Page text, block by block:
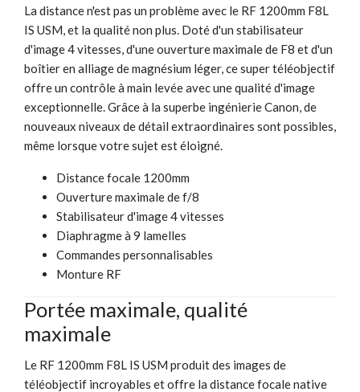
La distance n'est pas un problème avec le RF 1200mm F8L
IS USM, et la qualité non plus. Doté d'un stabilisateur
d'image 4 vitesses, d'une ouverture maximale de F8 et d'un
boîtier en alliage de magnésium léger, ce super téléobjectif
offre un contrôle à main levée avec une qualité d'image
exceptionnelle. Grâce à la superbe ingénierie Canon, de
nouveaux niveaux de détail extraordinaires sont possibles,
même lorsque votre sujet est éloigné.
Distance focale 1200mm
Ouverture maximale de f/8
Stabilisateur d'image 4 vitesses
Diaphragme à 9 lamelles
Commandes personnalisables
Monture RF
Portée maximale, qualité
maximale
Le RF 1200mm F8L IS USM produit des images de
téléobjectif incroyables et offre la distance focale native